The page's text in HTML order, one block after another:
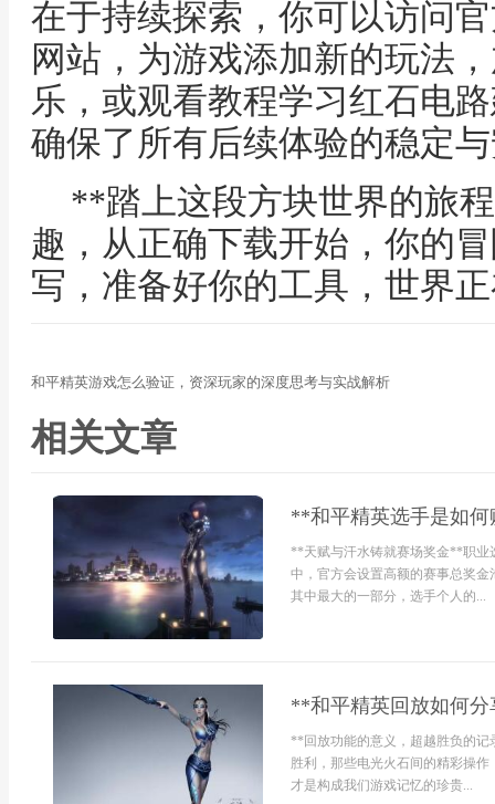
在于持续探索，你可以访问
网站，为游戏添加新的玩法
乐，或观看教程学习红石电
确保了所有后续体验的稳定
**踏上这段方块世界的旅
趣，从正确下载开始，你的
写，准备好你的工具，世界
和平精英游戏怎么验证，资深玩家的深度思考与实战解析
相关文章
**和平精英选手是如
**天赋与汗水铸就赛场奖金**职业
中，官方会设置高额的赛事总奖
其中最大的一部分，选手个人的...
**和平精英回放如何
**回放功能的意义，超越胜负的
胜利，那些电光火石间的精彩操
才是构成我们游戏记忆的珍贵...